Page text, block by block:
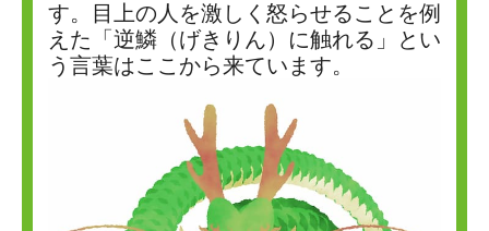
す。目上の人を激しく怒らせることを例
えた「逆鱗（げきりん）に触れる」とい
う言葉はここから来ています。